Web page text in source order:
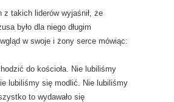
z takich liderów wyjaśnił, że
było dla niego długim
w swoje i żony serce mówiąc:
do kościoła. Nie lubiliśmy
lubiliśmy się modlić. Nie lubiliśmy
to wydawało się